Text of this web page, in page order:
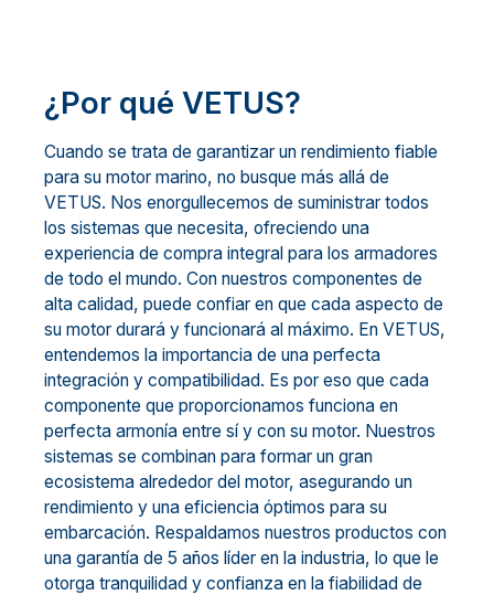
¿Por qué VETUS?
Cuando se trata de garantizar un rendimiento fiable
para su motor marino, no busque más allá de
VETUS. Nos enorgullecemos de suministrar todos
los sistemas que necesita, ofreciendo una
experiencia de compra integral para los armadores
de todo el mundo. Con nuestros componentes de
alta calidad, puede confiar en que cada aspecto de
su motor durará y funcionará al máximo. En VETUS,
entendemos la importancia de una perfecta
integración y compatibilidad. Es por eso que cada
componente que proporcionamos funciona en
perfecta armonía entre sí y con su motor. Nuestros
sistemas se combinan para formar un gran
ecosistema alrededor del motor, asegurando un
rendimiento y una eficiencia óptimos para su
embarcación. Respaldamos nuestros productos con
una garantía de 5 años líder en la industria, lo que le
otorga tranquilidad y confianza en la fiabilidad de